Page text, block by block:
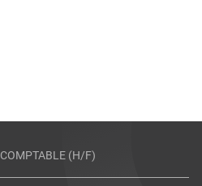
COMPTABLE (H/F)